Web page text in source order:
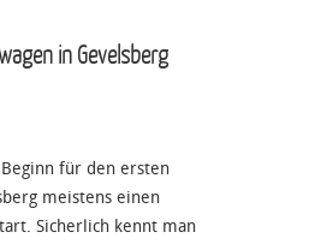
in Gevelsberg
für den ersten
meistens einen
Sicherlich kennt man